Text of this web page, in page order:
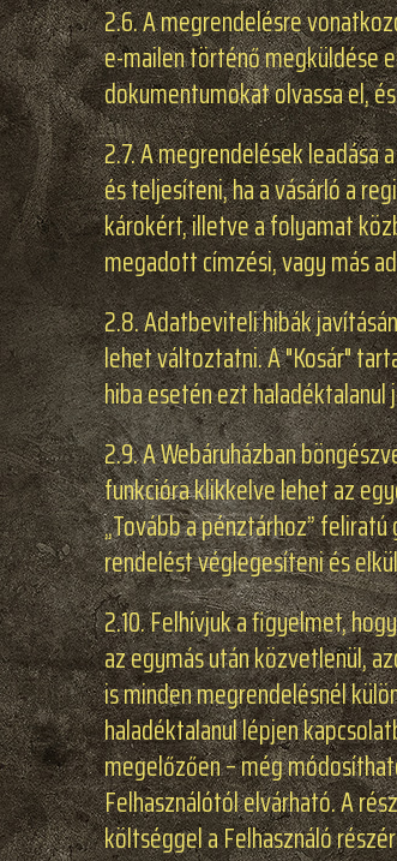
2.6. A megrendelésre
e-mailen történő megküldése
dokumentumokat olvassa el,
2.7. A megrendelések
és teljesíteni, ha a vásárló a
károkért, illetve a folyamat
megadott címzési, vagy más
2.8. Adatbeviteli hibák
lehet változtatni. A "Kosár"
hiba esetén ezt
2.9. A Webáruházban
funkcióra klikkelve lehet az
„Tovább a pénztárhoz”
rendelést véglegesíteni és
2.10. Felhívjuk a figyelmet,
az egymás után közvetlenül,
is minden megrendelésnél
haladéktalanul lépjen
megelőzően – még
Felhasználótól elvárható. A
költséggel a Felhasználó